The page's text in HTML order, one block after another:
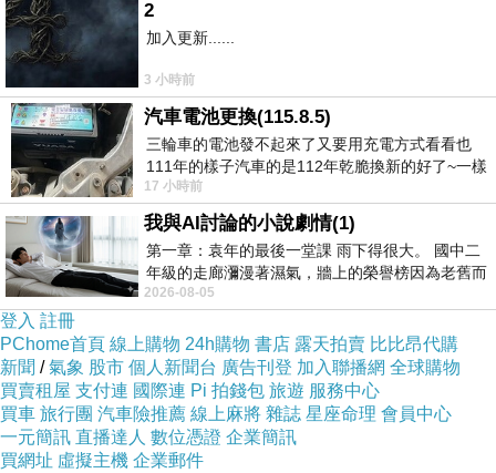
2
加入更新......
3 小時前
汽車電池更換(115.8.5)
三輪車的電池發不起來了又要用充電方式看看也
111年的樣子汽車的是112年乾脆換新的好了~一樣
在阿炮電池買的漲了一百多塊吧
17 小時前
我與AI討論的小說劇情(1)
第一章：袁年的最後一堂課 雨下得很大。 國中二
年級的走廊瀰漫著濕氣，牆上的榮譽榜因為老舊而
微微捲起。 堯禹舜站在辦公室外，手
2026-08-05
登入 註冊
PChome首頁 線上購物 24h購物 書店 露天拍賣 比比昂代購
新聞 /氣象 股市 個人新聞台 廣告刊登 加入聯播網 全球購物
買賣租屋 支付連 國際連 Pi 拍錢包 旅遊 服務中心
買車 旅行團 汽車險推薦 線上麻將 雜誌 星座命理 會員中心
一元簡訊 直播達人 數位憑證 企業簡訊
買網址 虛擬主機 企業郵件